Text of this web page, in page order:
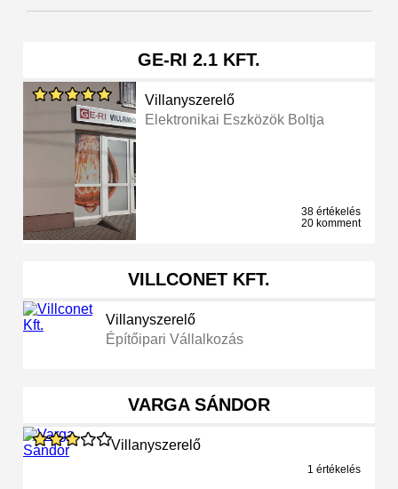
GE-RI 2.1 KFT.
Villanyszerelő
Elektronikai Eszközök Boltja
38 értékelés
20 komment
VILLCONET KFT.
Villanyszerelő
Építőipari Vállalkozás
VARGA SÁNDOR
Villanyszerelő
1 értékelés